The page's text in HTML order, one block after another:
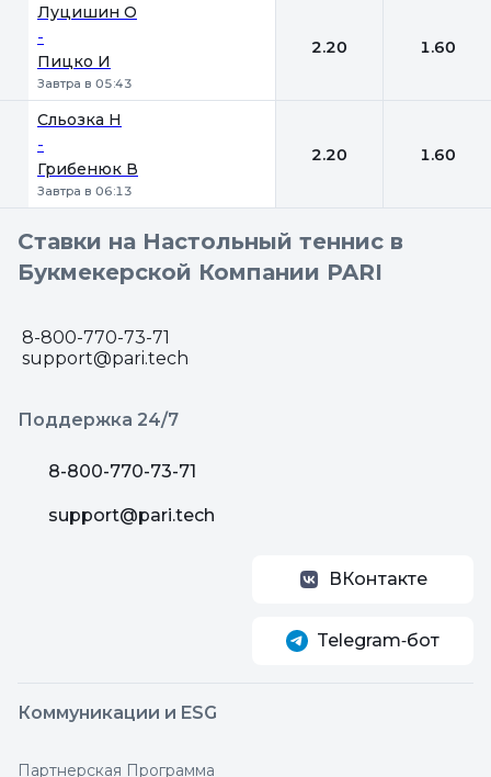
Луцишин О
-
Пицко И
Завтра в 05:43
2.20 1.60
Сльозка Н
-
Грибенюк В
Завтра в 06:13
2.20 1.60
Ставки на Настольный теннис в
Букмекерской Компании PARI
8-800-770-73-71
support@pari.tech
Поддержка 24/7
8-800-770-73-71
support@pari.tech
ВКонтакте
Telegram‑бот
Коммуникации и ESG
Партнерская Программа